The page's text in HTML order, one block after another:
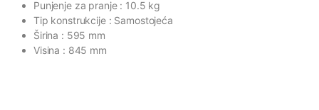
Punjenje za pranje : 10.5 kg
Tip konstrukcije : Samostojeća
Širina : 595 mm
Visina : 845 mm